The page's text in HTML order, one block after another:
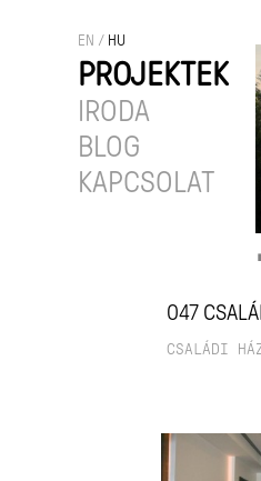
PROJEKTEK
IRODA
BLOG
KAPCSOLAT
EN / HU
047
CSALÁDI